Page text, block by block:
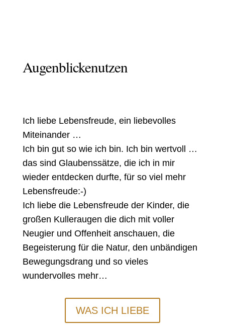
Augenblickenutzen
Ich liebe Lebensfreude, ein liebevolles
Miteinander …
Ich bin gut so wie ich bin. Ich bin wertvoll …
das sind Glaubenssätze, die ich in mir
wieder entdecken durfte, für so viel mehr
Lebensfreude:-)
Ich liebe die Lebensfreude der Kinder, die
großen Kulleraugen die dich mit voller
Neugier und Offenheit anschauen, die
Begeisterung für die Natur, den unbändigen
Bewegungsdrang und so vieles
wundervolles mehr…
WAS ICH LIEBE